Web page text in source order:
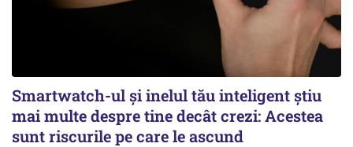
Smartwatch-ul și inelul tău inteligent știu
mai multe despre tine decât crezi: Acestea
sunt riscurile pe care le ascund